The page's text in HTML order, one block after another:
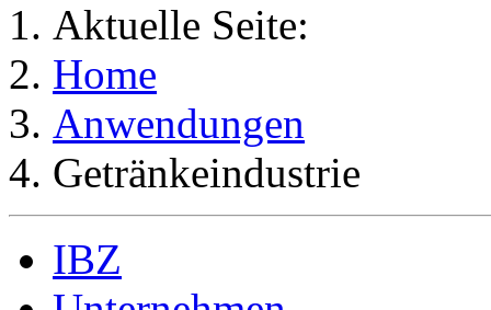
Aktuelle Seite:
Home
Anwendungen
Getränkeindustrie
IBZ